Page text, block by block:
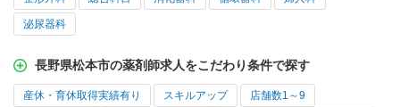
泌尿器科
長野県松本市の薬剤師求人をこだわり条件で探す
産休・育休取得実績有り スキルアップ 店舗数1～9